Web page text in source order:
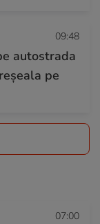
09:48
autostrada
pe
07:00